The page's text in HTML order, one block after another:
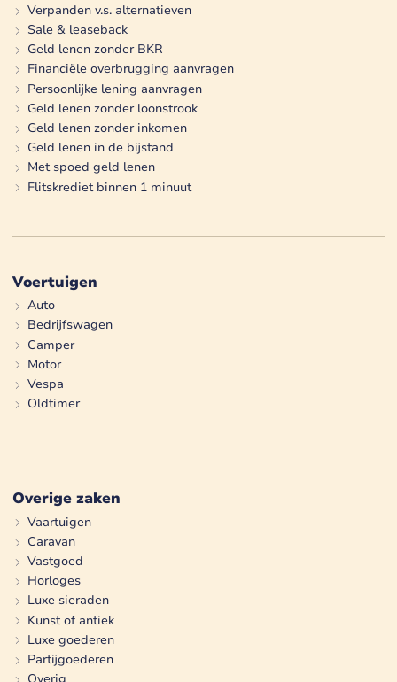
Verpanden v.s. alternatieven
Sale & leaseback
Geld lenen zonder BKR
Financiële overbrugging aanvragen
Persoonlijke lening aanvragen
Geld lenen zonder loonstrook
Geld lenen zonder inkomen
Geld lenen in de bijstand
Met spoed geld lenen
Flitskrediet binnen 1 minuut
Voertuigen
Auto
Bedrijfswagen
Camper
Motor
Vespa
Oldtimer
Overige zaken
Vaartuigen
Caravan
Vastgoed
Horloges
Luxe sieraden
Kunst of antiek
Luxe goederen
Partijgoederen